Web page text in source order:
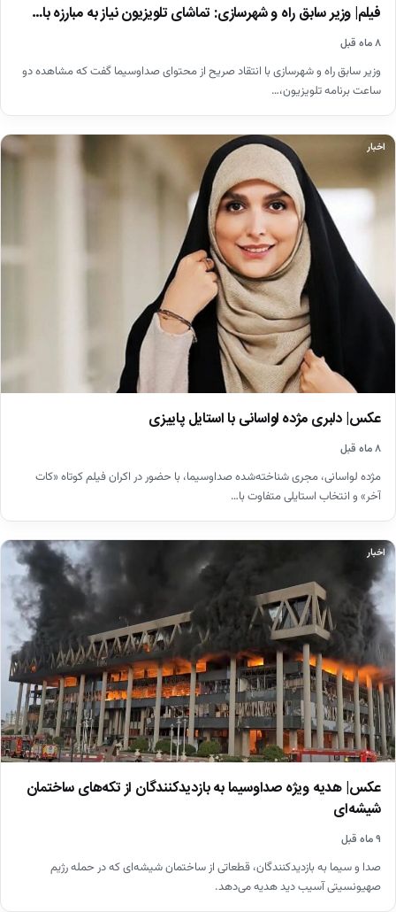
فیلم| وزیر سابق راه و شهرسازی: تماشای تلویزیون نیاز به مبارزه با…
۸ ماه قبل
وزیر سابق راه و شهرسازی با انتقاد صریح از محتوای صداوسیما گفت که مشاهده دو
ساعت برنامه تلویزیون،…
اخبار
عکس| دلبری مژده لواسانی با استایل پاییزی
۸ ماه قبل
مژده لواسانی، مجری شناخته‌شده صداوسیما، با حضور در اکران فیلم کوتاه «کات
آخر» و انتخاب استایلی متفاوت با…
اخبار
عکس| هدیه ویژه صداوسیما به بازدیدکنندگان از تکه‌های ساختمان
شیشه‌ای
۹ ماه قبل
صدا و سیما به بازدیدکنندگان، قطعاتی از ساختمان شیشه‌ای که در حمله رژیم
صهیونسیتی آسیب دید هدیه می‌دهد.